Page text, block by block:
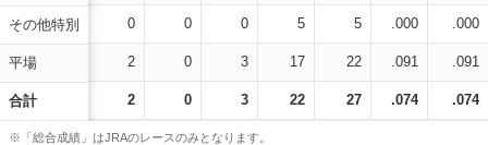
その他特別
平場
合計
0 0 0 5 5 .000 .000
2 0 3 17 22 .091 .091
2 0 3 22 27 .074 .074
※「総合成績」はJRAのレースのみとなります。